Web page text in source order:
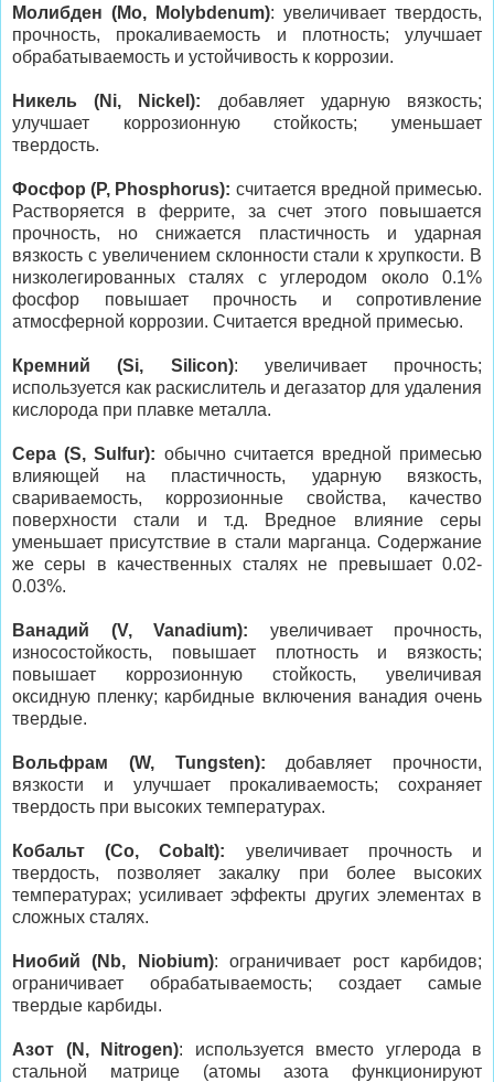
Молибден (Mo, Molybdenum): увеличивает твердость,
прочность, прокаливаемость и плотность; улучшает
обрабатываемость и устойчивость к коррозии.
Никель (Ni, Nickel): добавляет ударную вязкость;
улучшает коррозионную стойкость; уменьшает
твердость.
Фосфор (P, Phosphorus): считается вредной примесью.
Растворяется в феррите, за счет этого повышается
прочность, но снижается пластичность и ударная
вязкость с увеличением склонности стали к хрупкости. В
низколегированных сталях с углеродом около 0.1%
фосфор повышает прочность и сопротивление
атмосферной коррозии. Считается вредной примесью.
Кремний (Si, Silicon): увеличивает прочность;
используется как раскислитель и дегазатор для удаления
кислорода при плавке металла.
Сера (S, Sulfur): обычно считается вредной примесью
влияющей на пластичность, ударную вязкость,
свариваемость, коррозионные свойства, качество
поверхности стали и т.д. Вредное влияние серы
уменьшает присутствие в стали марганца. Содержание
же серы в качественных сталях не превышает 0.02-
0.03%.
Ванадий (V, Vanadium): увеличивает прочность,
износостойкость, повышает плотность и вязкость;
повышает коррозионную стойкость, увеличивая
оксидную пленку; карбидные включения ванадия очень
твердые.
Вольфрам (W, Tungsten): добавляет прочности,
вязкости и улучшает прокаливаемость; сохраняет
твердость при высоких температурах.
Кобальт (Co, Cobalt): увеличивает прочность и
твердость, позволяет закалку при более высоких
температурах; усиливает эффекты других элементах в
сложных сталях.
Ниобий (Nb, Niobium): ограничивает рост карбидов;
ограничивает обрабатываемость; создает самые
твердые карбиды.
Азот (N, Nitrogen): используется вместо углерода в
стальной матрице (атомы азота функционируют